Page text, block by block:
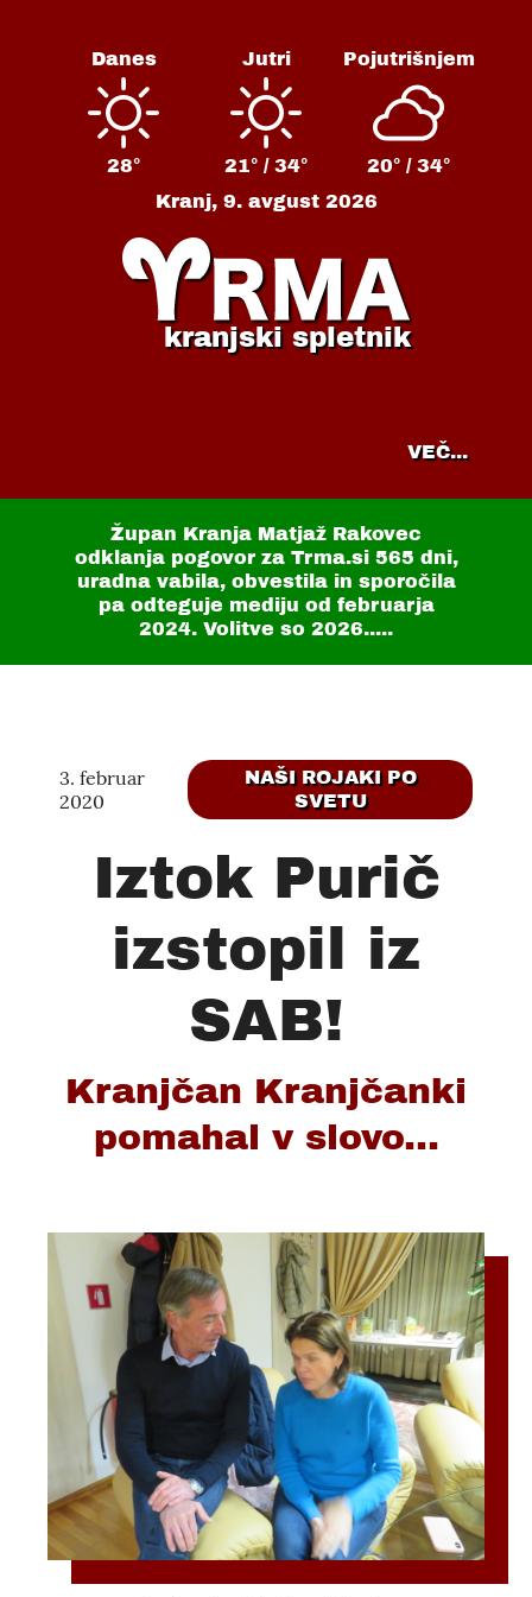
Danes
28°
Jutri
21° / 34°
Pojutrišnjem
20° / 34°
Kranj, 9. avgust 2026
kranjski spletnik
VEČ...
Župan Kranja Matjaž Rakovec
odklanja pogovor za Trma.si 565 dni,
uradna vabila, obvestila in sporočila
pa odteguje mediju od februarja
2024. Volitve so 2026.....
3. februar
2020
NAŠI ROJAKI PO
SVETU
Iztok Purič
izstopil iz
SAB!
Kranjčan Kranjčanki
pomahal v slovo...